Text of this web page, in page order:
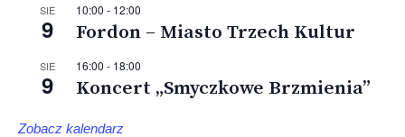
SIE
9
10:00 - 12:00
Fordon – Miasto Trzech Kultur
SIE
9
16:00 - 18:00
Koncert „Smyczkowe Brzmienia”
Zobacz kalendarz